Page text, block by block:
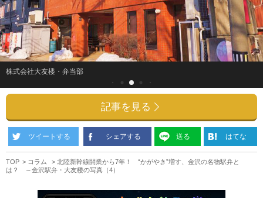
株式会社大友楼・弁当部
記事を見る
ツイートする シェアする 送る はてな
TOP コラム
北陸新幹線開業から7年！ “かがやき”増す、金沢の名物駅弁と
は？ ～金沢駅弁・大友楼の写真（4）